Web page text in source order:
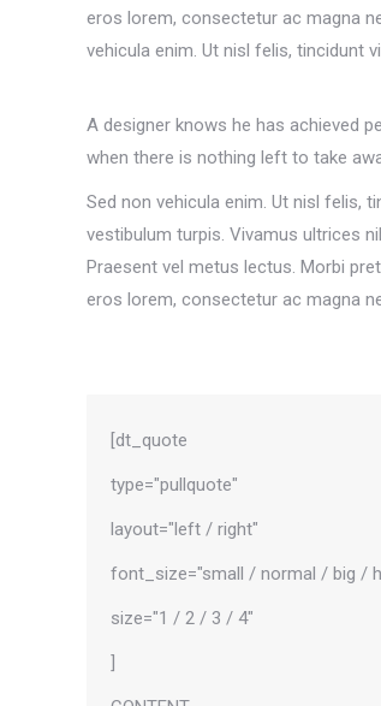
eros lorem, consectetur ac magna
vehicula enim. Ut nisl felis, tincidunt
A designer knows he has achieved
when there is nothing left to take
Sed non vehicula enim. Ut nisl felis,
vestibulum turpis. Vivamus ultrices
Praesent vel metus lectus. Morbi
eros lorem, consectetur ac magna
[dt_quote
type="pullquote"
layout="left / right"
font_size="small / normal / big /
size="1 / 2 / 3 / 4"
]